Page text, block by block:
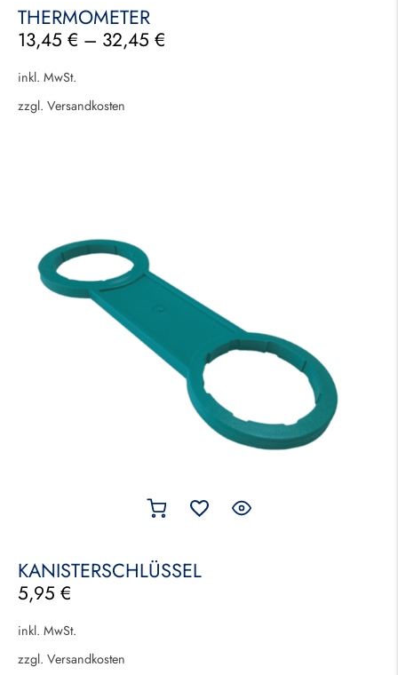
THERMOMETER
13,45 € – 32,45 €
inkl. MwSt.
zzgl. Versandkosten
KANISTERSCHLÜSSEL
5,95 €
inkl. MwSt.
zzgl. Versandkosten